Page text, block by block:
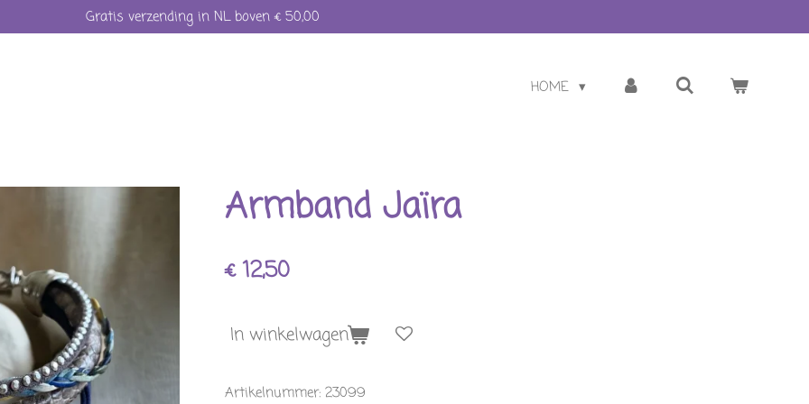
Gratis verzending in NL boven € 50,00
HOME
Armband Jaïra
€ 12,50
In winkelwagen
Artikelnummer: 23099